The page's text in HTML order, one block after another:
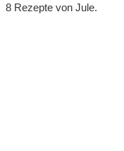
8 Rezepte von Jule.